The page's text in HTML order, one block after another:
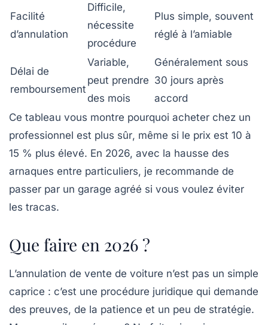
Facilité
d’annulation
Difficile,
nécessite
procédure
Plus simple, souvent
réglé à l’amiable
Délai de
remboursement
Variable,
peut prendre
des mois
Généralement sous
30 jours après
accord
Ce tableau vous montre pourquoi acheter chez un
professionnel est plus sûr, même si le prix est 10 à
15 % plus élevé. En 2026, avec la hausse des
arnaques entre particuliers, je recommande de
passer par un garage agréé si vous voulez éviter
les tracas.
Que faire en 2026 ?
L’annulation de vente de voiture n’est pas un simple
caprice : c’est une procédure juridique qui demande
des preuves, de la patience et un peu de stratégie.